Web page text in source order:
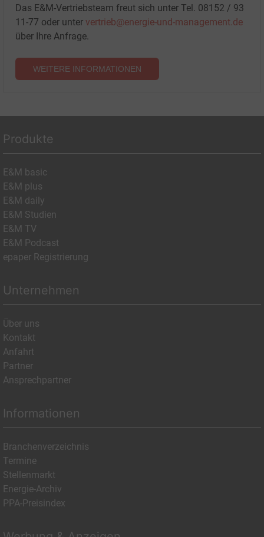
Das E&M-Vertriebsteam freut sich unter Tel. 08152 / 93
11-77 oder unter vertrieb@energie-und-management.de
über Ihre Anfrage.
WEITERE INFORMATIONEN
Produkte
E&M basic
E&M plus
E&M daily
E&M Studien
E&M TV
E&M Podcast
epaper Registrierung
Unternehmen
Über uns
Kontakt
Anfahrt
Partner
Ansprechpartner
Informationen
Branchenverzeichnis
Termine
Stellenmarkt
Energie-Archiv
PPA-Preisindex